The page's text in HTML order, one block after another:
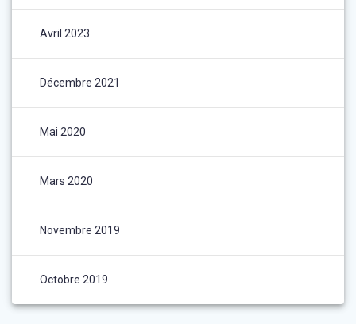
Avril 2023
Décembre 2021
Mai 2020
Mars 2020
Novembre 2019
Octobre 2019